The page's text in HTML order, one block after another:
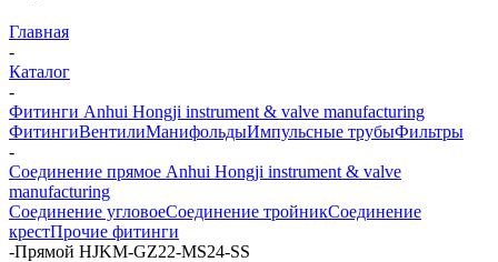
Главная
-
Каталог
-
Фитинги Anhui Hongji instrument & valve manufacturing
ФитингиВентилиМанифольдыИмпульсные трубыФильтры
-
Соединение прямое Anhui Hongji instrument & valve
manufacturing
Соединение угловоеСоединение тройникСоединение
крестПрочие фитинги
-Прямой HJKM-GZ22-MS24-SS